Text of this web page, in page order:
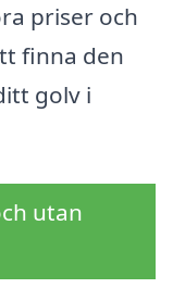
priser och
finna den
golv i
utan